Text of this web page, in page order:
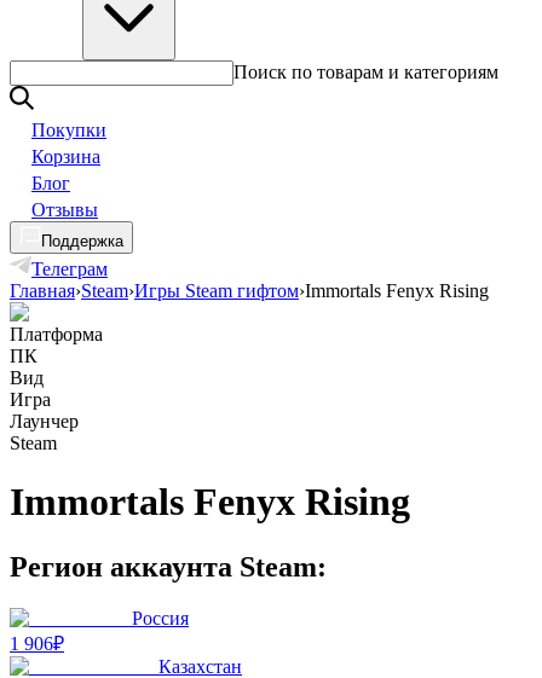
Поиск по товарам и категориям
Покупки
Корзина
Блог
Отзывы
Поддержка
Телеграм
Главная›Steam›Игры Steam гифтом›Immortals Fenyx Rising
Платформа
ПК
Вид
Игра
Лаунчер
Steam
Immortals Fenyx Rising
Регион аккаунта Steam:
Россия
1 906₽
Казахстан